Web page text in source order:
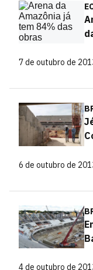
7 de outubro de
6 de outubro de
4 de outubro de